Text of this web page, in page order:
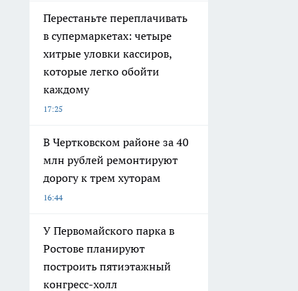
Перестаньте переплачивать
в супермаркетах: четыре
хитрые уловки кассиров,
которые легко обойти
каждому
17:25
В Чертковском районе за 40
млн рублей ремонтируют
дорогу к трем хуторам
16:44
У Первомайского парка в
Ростове планируют
построить пятиэтажный
конгресс-холл